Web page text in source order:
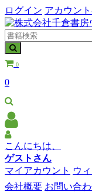
ログイン アカウン
0
0
こんにちは、
ゲストさん
マイアカウント ウ
会社概要 お問い合